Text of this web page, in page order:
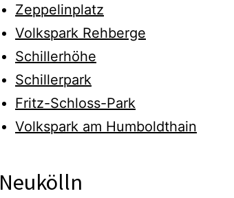
Zeppelinplatz
Volkspark Rehberge
Schillerhöhe
Schillerpark
Fritz-Schloss-Park
Volkspark am Humboldthain
Neukölln